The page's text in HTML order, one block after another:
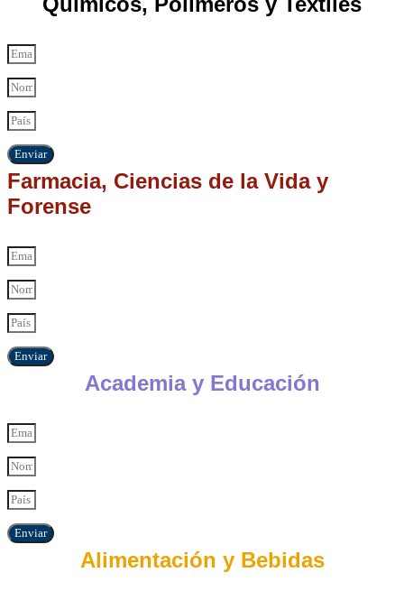
Enviar
Farmacia, Ciencias de la Vida y
Forense
Enviar
Academia y Educación
Enviar
Alimentación y Bebidas